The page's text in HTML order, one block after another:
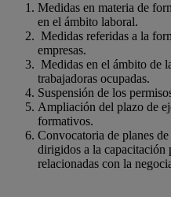
Medidas en materia de
en el ámbito laboral.
Medidas referidas a la
empresas.
Medidas en el ámbito de
trabajadoras ocupadas.
Suspensión de los
Ampliación del plazo de
formativos.
Convocatoria de planes
dirigidos a la capacitación
relacionadas con la